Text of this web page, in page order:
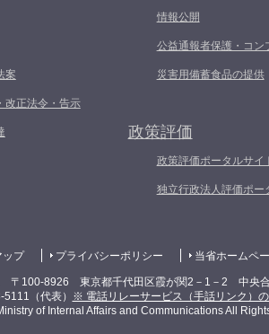
案
改正法令・告示
情報公開
公益通報者保護・コン
災害用備蓄食品の提供
政策評価
政策評価ポータルサイ
独立行政法人評価ポー
ップ プライバシーポリシー 当省ホームペ
〒100-8926 東京都千代田区霞が関2－1－2 中央合
（代表）
※ 電話リレーサービス（手話リンク）
of Internal Affairs and Communications All